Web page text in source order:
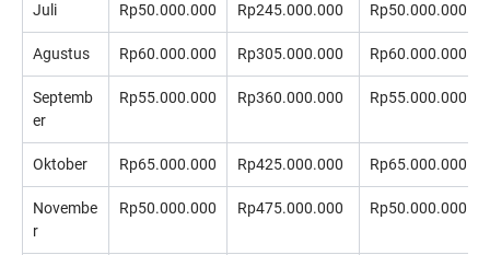
Juli Rp50.000.000 Rp245.000.000 Rp50.000.000
Agustus Rp60.000.000 Rp305.000.000 Rp60.000.000
Septemb
er
Rp55.000.000 Rp360.000.000 Rp55.000.000
Oktober Rp65.000.000 Rp425.000.000 Rp65.000.000
Novembe
r
Rp50.000.000 Rp475.000.000 Rp50.000.000